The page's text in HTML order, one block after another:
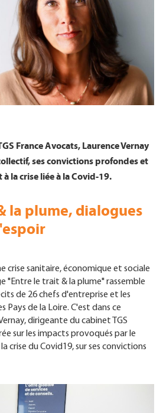
France Avocats, Laurence Vernay
ses convictions profondes et
la crise liée à la Covid-19.
la plume, dialogues
crise sanitaire, économique et sociale
"Entre le trait & la plume" rassemble
de 26 chefs d'entreprise et les
Pays de la Loire. C'est dans ce
dirigeante du cabinet TGS
sur les impacts provoqués par le
crise du Covid19, sur ses convictions